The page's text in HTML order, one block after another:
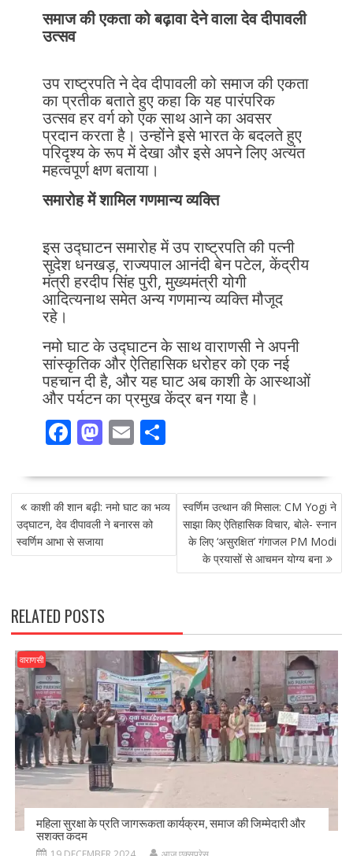
समाज की एकता को बढ़ावा देने वाला देव दीपावली
उत्सव
उप राष्ट्रपति ने देव दीपावली को समाज की एकता
का प्रतीक बताते हुए कहा कि यह पारंपरिक
उत्सव हर वर्ग को एक साथ आने का अवसर
प्रदान करता है। उन्होंने इसे भारत के बदलते हुए
परिदृश्य के रूप में देखा और इसे अपने लिए अत्यंत
महत्वपूर्ण क्षण बताया।
समारोह में शामिल गणमान्य व्यक्ति
इस उद्घाटन समारोह में उप राष्ट्रपति की पत्नी
सुदेश धनखड़, राज्यपाल आनंदी बेन पटेल, केंद्रीय
मंत्री हरदीप सिंह पुरी, मुख्यमंत्री योगी
आदित्यनाथ समेत अन्य गणमान्य व्यक्ति मौजूद
रहे।
नमो घाट के उद्घाटन के साथ वाराणसी ने अपनी
सांस्कृतिक और ऐतिहासिक धरोहर को एक नई
पहचान दी है, और यह घाट अब काशी के आस्थाओं
और पर्यटन का प्रमुख केंद्र बन गया है।
F
e
b
o
o
M
to
d
o
n
E
ai
l
S
ar
e
POST
NAVIGATION
काशी की शान बढ़ी: नमो घाट का भव्य
उद्घाटन, देव दीपावली ने बनारस को
स्वर्णिम आभा से सजाया
स्वर्णिम उत्थान की मिसाल: CM Yogi ने
साझा किए ऐतिहासिक विचार, बोले- स्नान
के लिए ‘असुरक्षित’ गंगाजल PM Modi
के प्रयासों से आचमन योग्य बना
RELATED POSTS
वाराणसी
महिला सुरक्षा के प्रति जागरूकता कार्यक्रम, समाज की जिम्मेदारी और
सशक्त कदम